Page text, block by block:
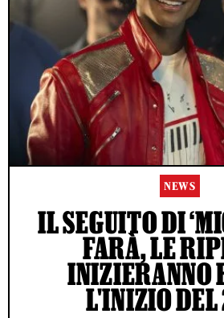
NEWS
IL SEGUITO DI
FARÀ, LE
INIZIERANNO
L'INIZIO